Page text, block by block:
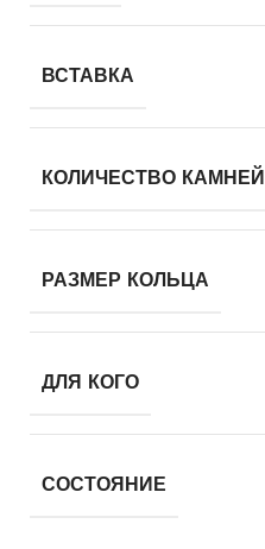
ВСТАВКА
КОЛИЧЕСТВО КАМНЕЙ
РАЗМЕР КОЛЬЦА
ДЛЯ КОГО
СОСТОЯНИЕ